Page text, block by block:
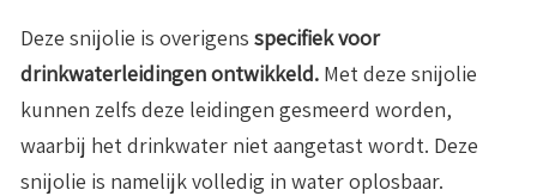
Deze snijolie is overigens specifiek voor
drinkwaterleidingen ontwikkeld. Met deze snijolie
kunnen zelfs deze leidingen gesmeerd worden,
waarbij het drinkwater niet aangetast wordt. Deze
snijolie is namelijk volledig in water oplosbaar.